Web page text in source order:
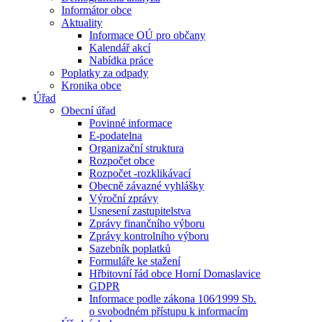
Informátor obce
Aktuality
Informace OÚ pro občany
Kalendář akcí
Nabídka práce
Poplatky za odpady
Kronika obce
Úřad
Obecní úřad
Povinné informace
E-podatelna
Organizační struktura
Rozpočet obce
Rozpočet -rozklikávací
Obecně závazné vyhlášky
Výroční zprávy
Usnesení zastupitelstva
Zprávy finančního výboru
Zprávy kontrolního výboru
Sazebník poplatků
Formuláře ke stažení
Hřbitovní řád obce Horní Domaslavice
GDPR
Informace podle zákona 106⁄1999 Sb.
o svobodném přístupu k informacím